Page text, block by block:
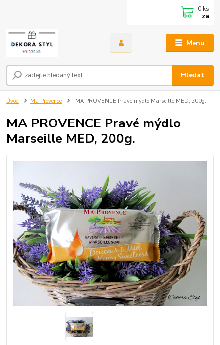
Menu
Hledat
0 ks
za
Úvod Ma Provence MA PROVENCE Pravé mýdlo Marseille MED, 200g.
MA PROVENCE Pravé mýdlo
Marseille MED, 200g.